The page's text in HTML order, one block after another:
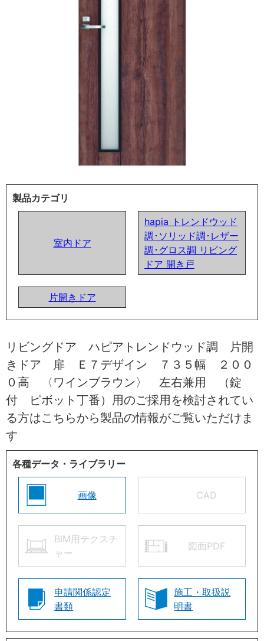
製品カテゴリ
室内ドア
hapia トレンドウッド
調･ソリッド調･レザー
調･グロス調 リビング
ドア 開き戸
片開きドア
リビングドア ハピアトレンドウッド調 片開
きドア 扉 Ｅ７デザイン ７３５幅 ２００
０高 〈ワインブラウン〉 左右兼用 （錠
付 ピボット丁番）用のご採用を検討されてい
る方はこちらから製品の情報がご覧いただけま
す
各種データ・ライブラリー
画像 CAD
BIM用テクスチ
ャー
図面PDF
申請関係認定
書類
施工・取扱説
明書